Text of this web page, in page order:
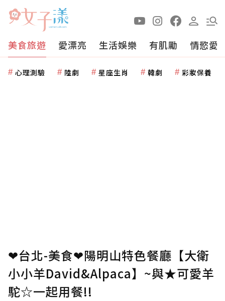
美食旅遊 愛漂亮 生活娛樂 有肌勵 情慾愛
心理測驗 陸劇 星座生肖 韓劇 彩妝保養
❤台北-美食❤陽明山特色餐廳【大衛
小小羊David&Alpaca】~與★可愛羊
駝☆一起用餐!!